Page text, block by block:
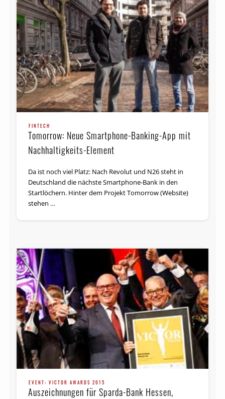
FINTECH
Tomorrow: Neue Smartphone-Banking-App mit
Nachhaltigkeits-Element
Da ist noch viel Platz: Nach Revolut und N26 steht in
Deutschland die nächste Smartphone-Bank in den
Startlöchern. Hinter dem Projekt Tomorrow (Website)
stehen …
EVENT: VIC­TOR AWARDS 2015
Auszeichnungen für Sparda-Bank Hessen,